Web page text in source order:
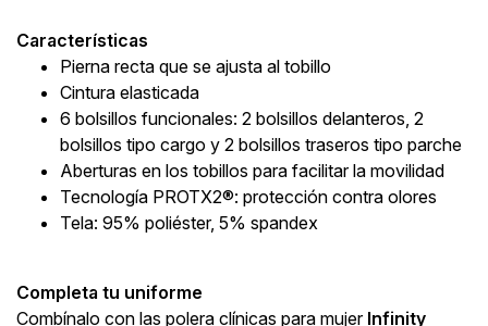
Características
Pierna recta que se ajusta al tobillo
Cintura elasticada
6 bolsillos funcionales: 2 bolsillos delanteros, 2
bolsillos tipo cargo y 2 bolsillos traseros tipo parche
Aberturas en los tobillos para facilitar la movilidad
Tecnología PROTX2®: protección contra olores
Tela: 95% poliéster, 5% spandex
Completa tu uniforme
Combínalo con las polera clínicas para mujer Infinity